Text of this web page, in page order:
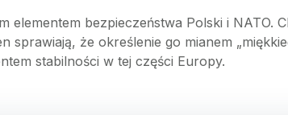
bezpieczeństwa Polski i NATO.
że określenie go mianem
stabilności w tej części Europy.